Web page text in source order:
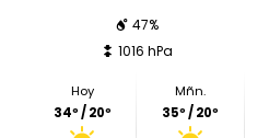
47%
1016 hPa
Hoy
34º / 20º
Mñn.
35º / 20º